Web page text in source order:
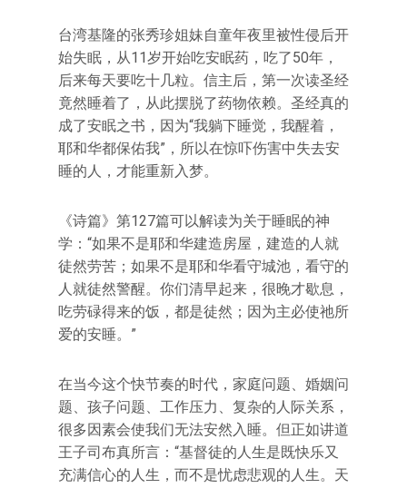
台湾基隆的张秀珍姐妹自童年夜里被性侵后开
始失眠，从11岁开始吃安眠药，吃了50年，
后来每天要吃十几粒。信主后，第一次读圣经
竟然睡着了，从此摆脱了药物依赖。圣经真的
成了安眠之书，因为“我躺下睡觉，我醒着，
耶和华都保佑我”，所以在惊吓伤害中失去安
睡的人，才能重新入梦。
《诗篇》第127篇可以解读为关于睡眠的神
学：“如果不是耶和华建造房屋，建造的人就
徒然劳苦；如果不是耶和华看守城池，看守的
人就徒然警醒。你们清早起来，很晚才歇息，
吃劳碌得来的饭，都是徒然；因为主必使祂所
爱的安睡。”
在当今这个快节奏的时代，家庭问题、婚姻问
题、孩子问题、工作压力、复杂的人际关系，
很多因素会使我们无法安然入睡。但正如讲道
王子司布真所言：“基督徒的人生是既快乐又
充满信心的人生，而不是忧虑悲观的人生。天